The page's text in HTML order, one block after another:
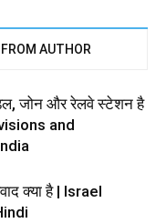
AUTHOR
जोन और रेलवे स्टेशन है
and
क्या है | Israel